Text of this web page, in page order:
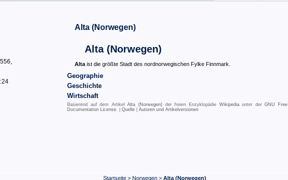
Alta (Norwegen)
Alta (Norwegen)
Alta ist die größte Stadt des nordnorwegischen Fylke Finnmark.
Geographie
Geschichte
Wirtschaft
Basierend auf dem ArtikelAlta (Norwegen) der freien Enzyklopädie Wikipediaunter derGNU Free
Documentation License. | Quelle Autoren und Artikelversionen
Startseite > Norwegen > Alta (Norwegen)